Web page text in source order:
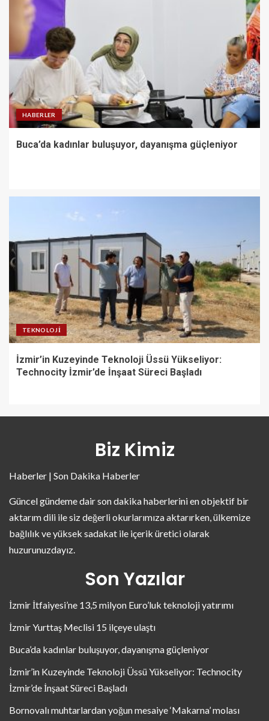
HABERLER
Buca’da kadınlar buluşuyor, dayanışma güçleniyor
TEKNOLOJI
İzmir’in Kuzeyinde Teknoloji Üssü Yükseliyor:
Technocity İzmir’de İnşaat Süreci Başladı
Biz Kimiz
Haberler | Son Dakika Haberler
Güncel gündeme dair son dakika haberlerini en objektif bir
aktarım dili ile siz değerli okurlarımıza aktarırken, ülkemize
bağlılık ve yüksek sadakat ile içerik üretici olarak
huzurunuzdayız.
Son Yazılar
İzmir İtfaiyesi’ne 13,5 milyon Euro’luk teknoloji yatırımı
İzmir Yurttaş Meclisi 15 ilçeye ulaştı
Buca’da kadınlar buluşuyor, dayanışma güçleniyor
İzmir’in Kuzeyinde Teknoloji Üssü Yükseliyor: Technocity
İzmir’de İnşaat Süreci Başladı
Bornovalı muhtarlardan yoğun mesaiye ‘Makarna’ molası